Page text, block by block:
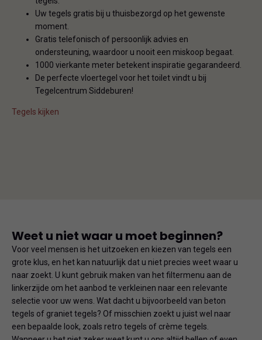
Uw tegels gratis bij u thuisbezorgd op het gewenste
moment.
Gratis telefonisch of persoonlijk advies en
ondersteuning, waardoor u nooit een miskoop begaat.
1000 vierkante meter betekent inspiratie gegarandeerd.
De perfecte vloertegel voor het toilet vindt u bij
Tegelcentrum Siddeburen!
Tegels kijken
Weet u niet waar u moet beginnen?
Voor veel mensen is het uitzoeken en kiezen van tegels een
grote klus, en het kan natuurlijk dat u niet precies weet waar u
naar zoekt. U kunt gebruik maken van het filtermenu aan de
linkerzijde om het aanbod te verkleinen naar een relevante
selectie voor uw wens. Wat dacht u bijvoorbeeld van beton
tegels of graniet tegels? Of misschien zoekt u juist wel naar
een bepaalde look, zoals retro tegels of crème tegels.